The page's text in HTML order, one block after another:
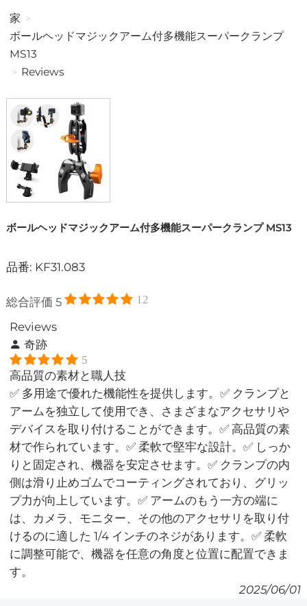
家
ボールヘッドマジックアーム付多機能スーパークランプ
MS13
Reviews
ボールヘッドマジックアーム付多機能スーパークランプ MS13
品番: KF31.083
総合評価5 12
Reviews
奇跡
5
高品質の素材と職人技
✅ 多用途で優れた機能性を提供します。✅ クランプと
アームを独立して使用でき、さまざまなアクセサリや
デバイスを取り付けることができます。✅ 高品質の素
材で作られています。✅ 柔軟で堅牢な設計。✅ しっか
りと固定され、機器を安定させます。✅ クランプの内
側は滑り止めゴムでコーティングされており、グリッ
プ力が向上しています。✅ アームのもう一方の端に
は、カメラ、モニター、その他のアクセサリを取り付
けるのに適した 1/4 インチのネジがあります。✅ 柔軟
に調整可能で、機器を任意の角度と位置に配置できま
す。
2025/06/01